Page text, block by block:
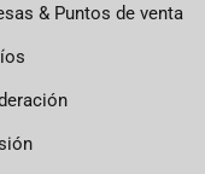
& Puntos de venta